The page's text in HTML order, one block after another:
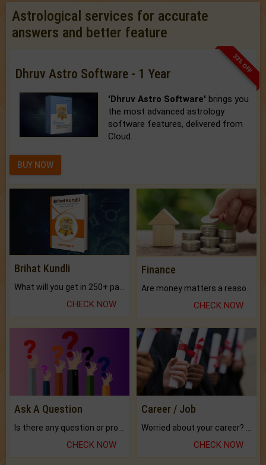
Astrological services for accurate
answers and better feature
33% OFF
Dhruv Astro Software - 1 Year
'Dhruv Astro Software' brings you
the most advanced astrology
software features, delivered from
Cloud.
BUY NOW
Brihat Kundli
CHECK NOW
Finance
CHECK NOW
Ask A Question
CHECK NOW
Career / Job
CHECK NOW